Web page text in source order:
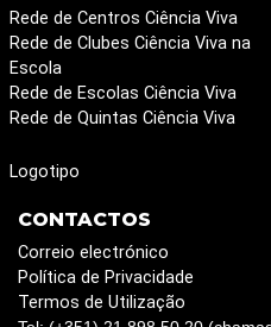
Rede de Centros Ciência Viva
Rede de Clubes Ciência Viva na
Escola
Rede de Escolas Ciência Viva
Rede de Quintas Ciência Viva
Logotipo
CONTACTOS
Correio electrónico
Política de Privacidade
Termos de Utilização